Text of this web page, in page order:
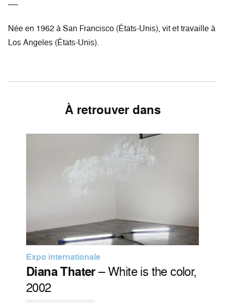
Née en 1962 à San Francisco (États-Unis), vit et travaille à
Los Angeles (États-Unis).
À retrouver dans
Expo internationale
Diana Thater– White is the color,
2002